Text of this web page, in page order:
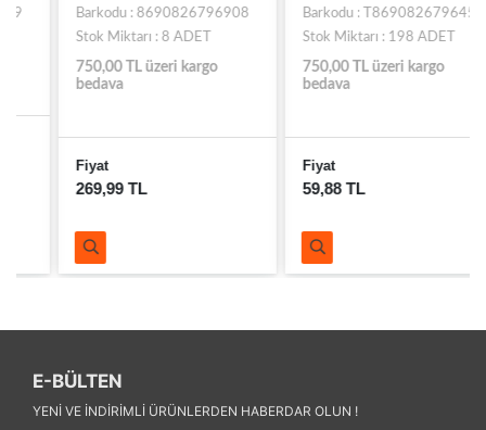
Barkodu : 8690826796908
Stok Miktarı : 8 ADET
750,00 TL üzeri kargo
bedava
269,99 TL
Barkodu : T8690826796458
Stok Miktarı : 198 ADET
750,00 TL üzeri kargo
bedava
59,88 TL
E-BÜLTEN
YENI VE INDIRIMLI ÜRÜNLERDEN HABERDAR OLUN !